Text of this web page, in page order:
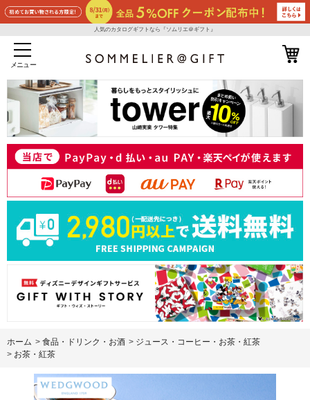
人気のカタログギフトなら『ソムリエ＠ギフト』
メニュー
ホーム > 食品・ドリンク・お酒 > ジュース・コーヒー・お茶・紅茶
> お茶・紅茶